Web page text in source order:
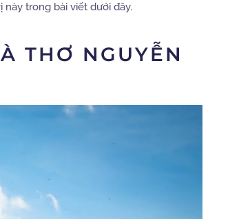
trong bài viết dưới đây.
THƠ NGUYỄN